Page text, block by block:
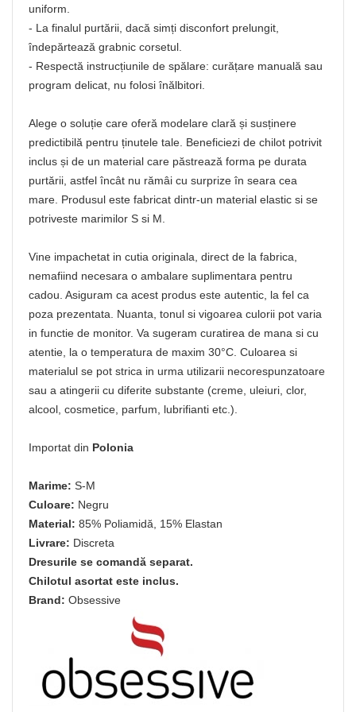
uniform.
- La finalul purtării, dacă simți disconfort prelungit,
îndepărtează grabnic corsetul.
- Respectă instrucțiunile de spălare: curățare manuală sau
program delicat, nu folosi înălbitori.
Alege o soluție care oferă modelare clară și susținere
predictibilă pentru ținutele tale. Beneficiezi de chilot potrivit
inclus și de un material care păstrează forma pe durata
purtării, astfel încât nu rămâi cu surprize în seara cea
mare. Produsul este fabricat dintr-un material elastic si se
potriveste marimilor S si M.
Vine impachetat in cutia originala, direct de la fabrica,
nemafiind necesara o ambalare suplimentara pentru
cadou. Asiguram ca acest produs este autentic, la fel ca
poza prezentata. Nuanta, tonul si vigoarea culorii pot varia
in functie de monitor. Va sugeram curatirea de mana si cu
atentie, la o temperatura de maxim 30°C. Culoarea si
materialul se pot strica in urma utilizarii necorespunzatoare
sau a atingerii cu diferite substante (creme, uleiuri, clor,
alcool, cosmetice, parfum, lubrifianti etc.).
Importat din Polonia
Marime: S-M
Culoare: Negru
Material: 85% Poliamidă, 15% Elastan
Livrare: Discreta
Dresurile se comandă separat.
Chilotul asortat este inclus.
Brand: Obsessive